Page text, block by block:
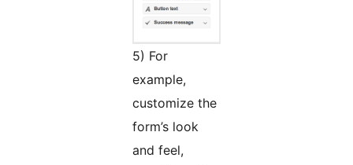
5) For
example,
customize the
form’s look
and feel,